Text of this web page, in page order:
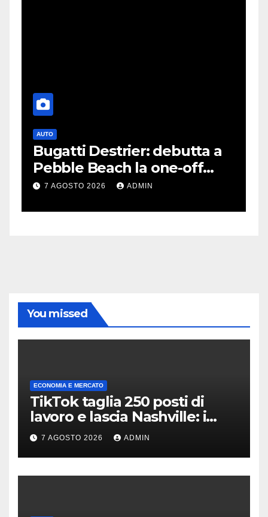
AUTO
Bugatti Destrier: debutta a
Pebble Beach la one-off
derivata dalla Bolide
7 AGOSTO 2026 ADMIN
You missed
ECONOMIA E MERCATO
TikTok taglia 250 posti di
lavoro e lascia Nashville: i
motivi della scelta
7 AGOSTO 2026 ADMIN